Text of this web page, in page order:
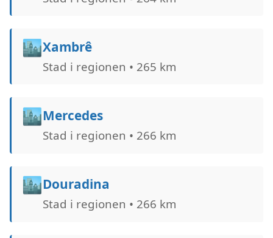
🏙️Xambrê
Stad i regionen • 265 km
🏙️Mercedes
Stad i regionen • 266 km
🏙️Douradina
Stad i regionen • 266 km